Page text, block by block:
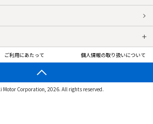
ご利用にあたって 個人情報の取り扱いについて
Motor Corporation, 2026. All rights reserved.